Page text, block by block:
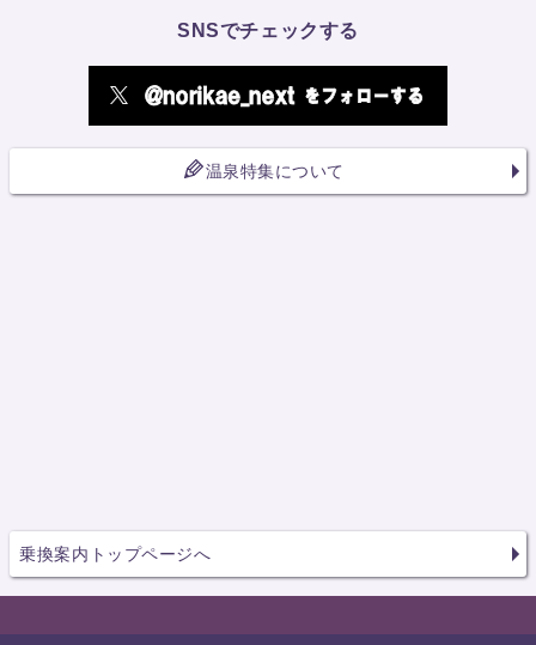
SNSでチェックする
温泉特集について
乗換案内トップページへ